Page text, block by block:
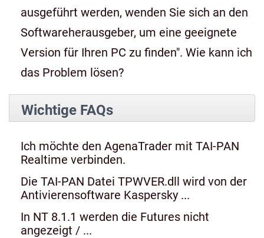
ausgeführt werden, wenden Sie sich an den
Softwareherausgeber, um eine geeignete
Version für Ihren PC zu finden". Wie kann ich
das Problem lösen?
Wichtige FAQs
Ich möchte den AgenaTrader mit TAI-PAN
Realtime verbinden.
Die TAI-PAN Datei TPWVER.dll wird von der
Antivierensoftware Kaspersky ...
In NT 8.1.1 werden die Futures nicht
angezeigt / ...